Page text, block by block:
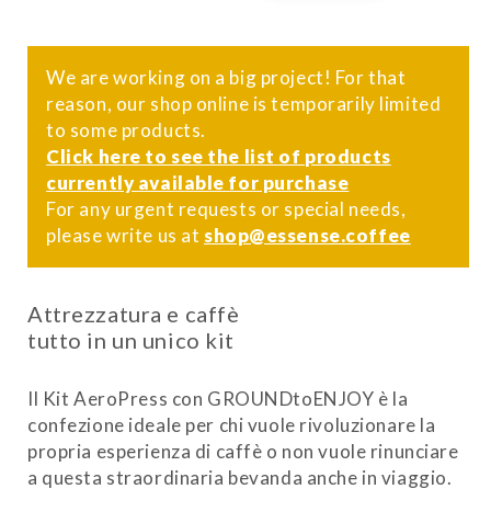
We are working on a big project! For that
reason, our shop online is temporarily limited
to some products.
Click here to see the list of products
currently available for purchase
For any urgent requests or special needs,
please write us at shop@essense.coffee
Attrezzatura e caffè
tutto in un unico kit
Il Kit AeroPress con GROUNDtoENJOY è la
confezione ideale per chi vuole rivoluzionare la
propria esperienza di caffè o non vuole rinunciare
a questa straordinaria bevanda anche in viaggio.